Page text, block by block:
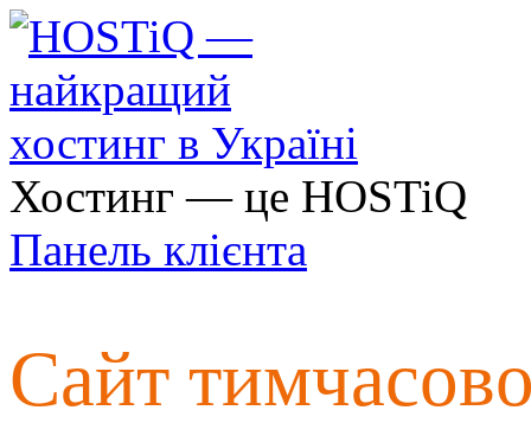
Хостинг — це HOSTiQ
Панель клієнта
Сайт